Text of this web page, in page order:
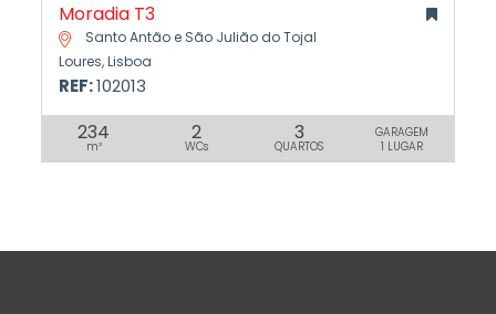
Moradia T3
Santo Antão e São Julião do Tojal
Loures, Lisboa
REF:102013
234
m²
2
WCs
3
QUARTOS
GARAGEM
1 LUGAR